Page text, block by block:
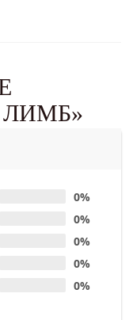
0%
0%
0%
0%
0%